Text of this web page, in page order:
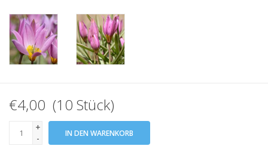
Neuigkeiten
€4,00 (10 Stück)
+
-
IN DEN WARENKORB